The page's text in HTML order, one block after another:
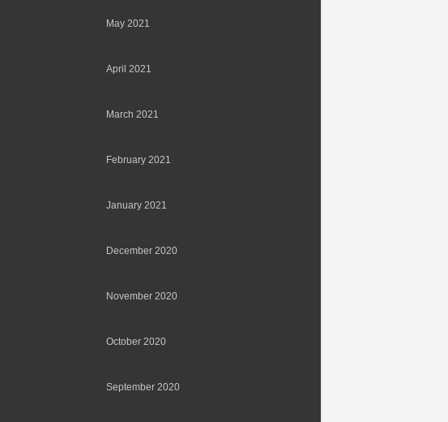
May 2021
April 2021
March 2021
February 2021
January 2021
December 2020
November 2020
October 2020
September 2020